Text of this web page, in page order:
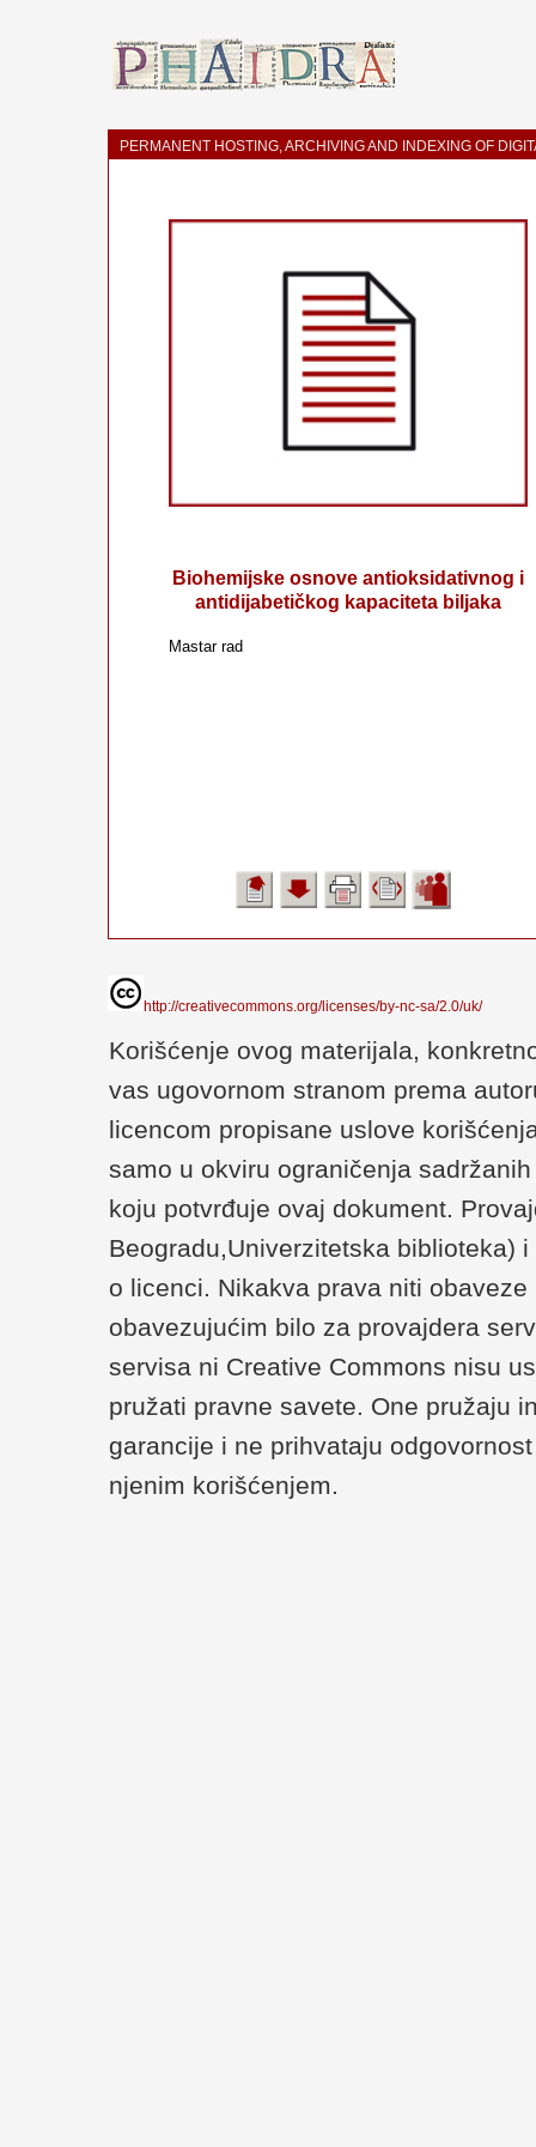
PERMANENT HOSTING, ARCHIVING AND INDEXING OF
Biohemijske osnove antioksidativnog i
antidijabetičkog kapaciteta biljaka
Mastar rad
http://creativecommons.org/licenses/by-nc-sa/2.0/uk/
Korišćenje ovog materijala,
vas ugovornom stranom prema
licencom propisane uslove
samo u okviru ograničenja
koju potvrđuje ovaj dokument.
Beogradu,Univerzitetska biblioteka)
o licenci. Nikakva prava niti
obavezujućim bilo za provajdera
servisa ni Creative Commons nisu
pružati pravne savete. One pružaju
garancije i ne prihvataju
njenim korišćenjem.